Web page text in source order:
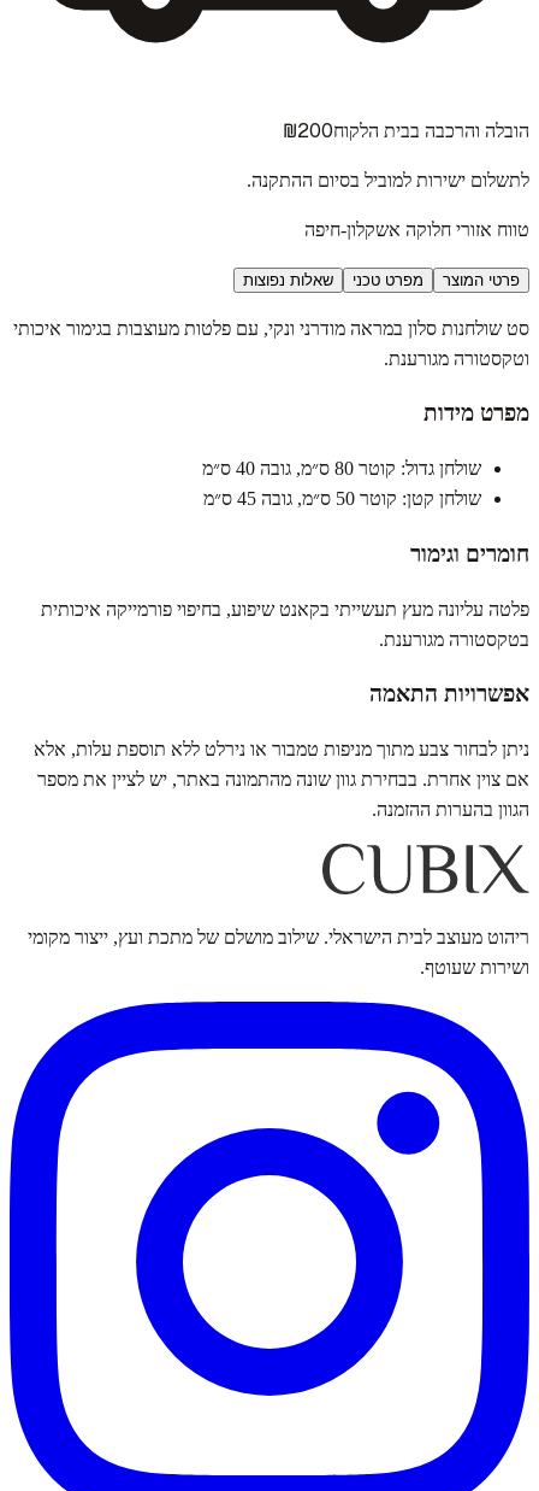
הובלה והרכבה בבית הלקוח₪200
לתשלום ישירות למוביל בסיום ההתקנה.
טווח אזורי חלוקה אשקלון-חיפה
פרטי המוצר מפרט טכני שאלות נפוצות
סט שולחנות סלון במראה מודרני ונקי, עם פלטות מעוצבות בגימור איכותי
וטקסטורה מגורענת.
מפרט מידות
שולחן גדול: קוטר 80 ס״מ, גובה 40 ס״מ
שולחן קטן: קוטר 50 ס״מ, גובה 45 ס״מ
חומרים וגימור
פלטה עליונה מעץ תעשייתי בקאנט שיפוע, בחיפוי פורמייקה איכותית
בטקסטורה מגורענת.
אפשרויות התאמה
ניתן לבחור צבע מתוך מניפות טמבור או נירלט ללא תוספת עלות, אלא
אם צוין אחרת. בבחירת גוון שונה מהתמונה באתר, יש לציין את מספר
הגוון בהערות ההזמנה.
ריהוט מעוצב לבית הישראלי. שילוב מושלם של מתכת ועץ, ייצור מקומי
ושירות שעוטף.